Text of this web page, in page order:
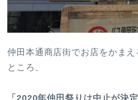
仲田本通商店街でお店をかまえ
ところ、
「2020年仲田祭りは中止が決